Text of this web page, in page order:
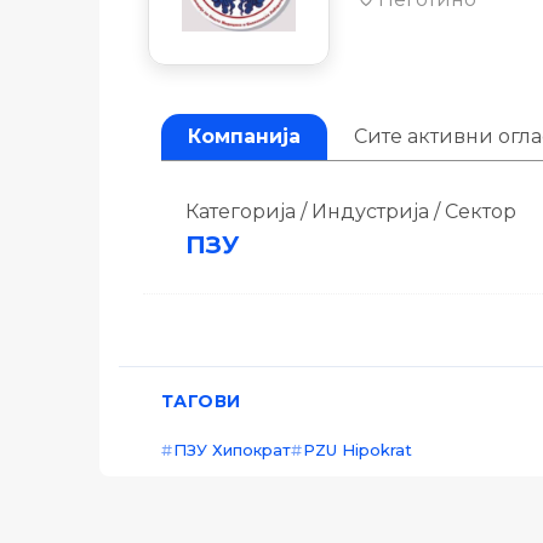
Компанија Сите активни
Категорија / Индустрија / Сектор
ПЗУ
ТАГОВИ
ПЗУ Хипократ PZU Hipokrat